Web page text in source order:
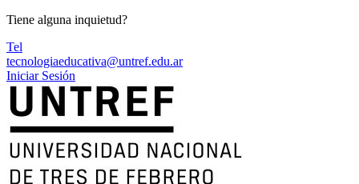
Tiene alguna inquietud?
Tel
tecnologiaeducativa@untref.edu.ar
Iniciar Sesión